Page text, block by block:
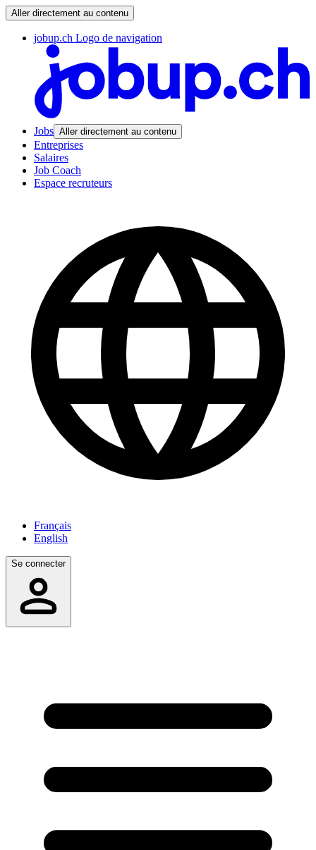
Aller directement au contenu
jobup.ch Logo de navigation
Jobs Aller directement au contenu
Entreprises
Salaires
Job Coach
Espace recruteurs
Français
English
Se connecter